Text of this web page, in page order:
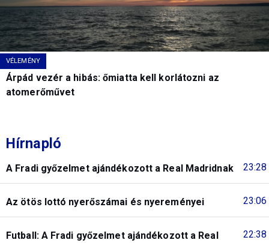
VÉLEMÉNY
Árpád vezér a hibás: őmiatta kell korlátozni az
atomerőművet
Hírnapló
23:28
A Fradi győzelmet ajándékozott a Real Madridnak
23:06
Az ötös lottó nyerőszámai és nyereményei
22:38
Futball: A Fradi győzelmet ajándékozott a Real